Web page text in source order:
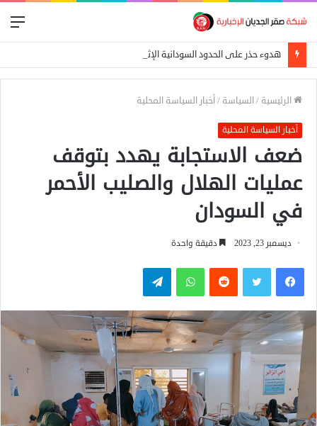
الرئيسية /السياسة /أخبار السياسة المحلية
أخبار السياسة المحلية
ضعف الاستجابة يهدد بتوقف
عمليات الهلال والصليب الأحمر
في السودان
ديسمبر 23, 2023 دقيقة واحدة
فيسبوكتويتر واتساب تيلقرام